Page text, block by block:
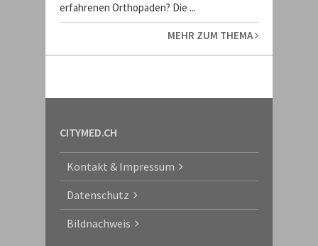
erfahrenen Orthopäden? Die ...
MEHR ZUM THEMA
CITYMED.CH
Kontakt & Impressum
Datenschutz
Bildnachweis